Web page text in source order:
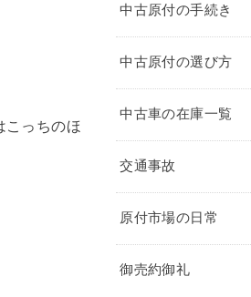
こっちのほ
中古原付の手続き
中古原付の選び方
中古車の在庫一覧
交通事故
原付市場の日常
御売約御礼